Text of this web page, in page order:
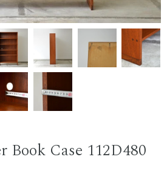
Book Case 112D480